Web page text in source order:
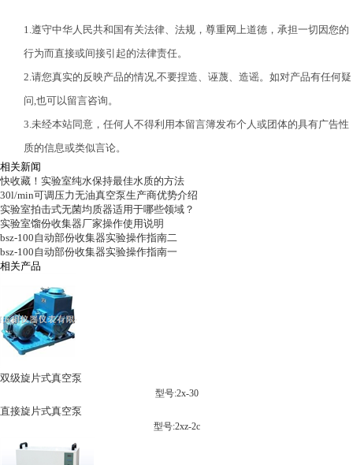
1.遵守中华人民共和国有关法律、法规，尊重网上道德，承担一切因您的
行为而直接或间接引起的法律责任。
2.请您真实的反映产品的情况,不要捏造、诬蔑、造谣。如对产品有任何疑
问,也可以留言咨询。
3.未经本站同意，任何人不得利用本留言簿发布个人或团体的具有广告性
质的信息或类似言论。
相关新闻
快收藏！实验室纯水保持最佳水质的方法
30l/min可调压力无油真空泵生产商优势介绍
实验室拍击式无菌均质器适用于哪些领域？
实验室馏份收集器厂家操作使用说明
bsz-100自动部份收集器实验操作指南二
bsz-100自动部份收集器实验操作指南一
相关产品
双级旋片式真空泵
型号:2x-30
直接旋片式真空泵
型号:2xz-2c